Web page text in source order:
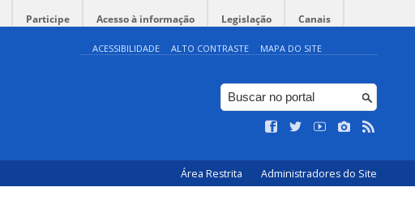
Participe Acesso à informação Legislação Canais
ACESSIBILIDADE ALTO CONTRASTE MAPA DO SITE
Área Restrita Administradores do Site